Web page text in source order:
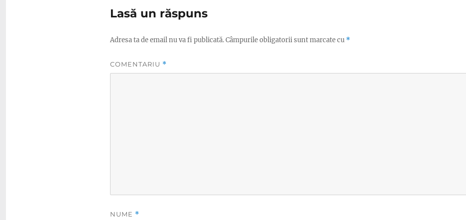
Lasă un răspuns
Adresa ta de email nu va fi publicată.Câmpurile obligatorii sunt marcate cu *
COMENTARIU *
NUME *